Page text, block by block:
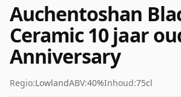
Auchentoshan
Ceramic 10 jaar
Anniversary
Regio:LowlandABV:40%Inhoud:75cl